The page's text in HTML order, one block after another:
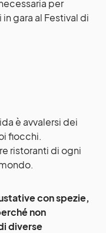
per
gara al Festival di
è avvalersi dei
fiocchi.
ristoranti di ogni
con spezie,
non
diverse